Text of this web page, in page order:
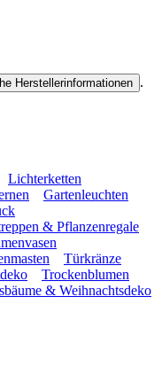
Herstellerinformationen .
Lichterketten
Gartenleuchten
& Pflanzenregale
Türkränze
Trockenblumen
& Weihnachtsdeko